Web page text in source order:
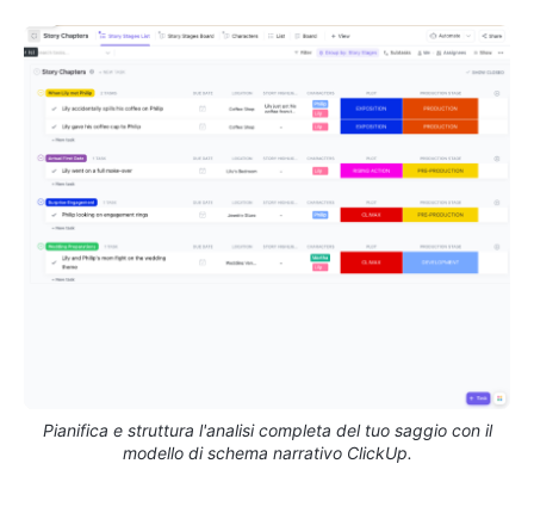
Pianifica e struttura l'analisi completa del tuo saggio con il
modello di schema narrativo ClickUp.